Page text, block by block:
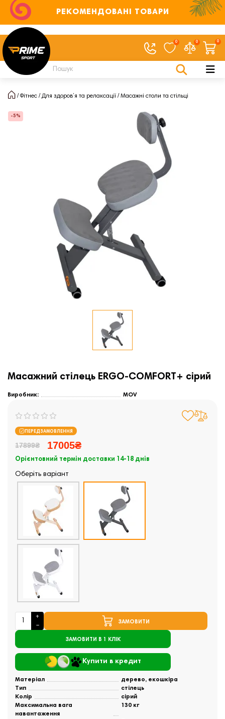
РЕКОМЕНДОВАНІ ТОВАРИ
0 0 0
Фітнес Для здоров’я та релаксації Масажні столи та стільці
-5%
Масажний стілець ERGO-COMFORT+ сірий
Виробник: MOV
ПЕРЕДЗАМОВЛЕННЯ
17899₴ 17005₴
Орієнтовний термін доставки 14-18 днів
Оберіть варіант
ЗАМОВИТИ
ЗАМОВИТИ В 1 КЛІК
Купити в кредит
Матеріал
дерево, екошкіра
Тип
стілець
Колір
сірий
Максимальна вага
навантаження
130 кг